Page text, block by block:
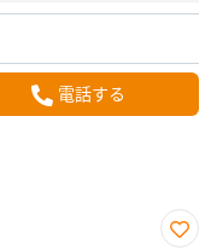
電話する